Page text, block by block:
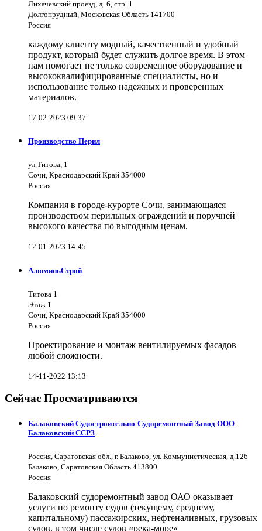
Лихачевский проезд, д. 6, стр. 1
Долгопрудный, Московская Область 141700
Россия
каждому клиенту модный, качественный и удобный
продукт, который будет служить долгое время. В этом
нам помогает не только современное оборудование и
высококвалифицированные специалисты, но и
использование только надежных и проверенных
материалов.
17-02-2023 09:37
Производство Перил
ул.Титова, 1
Сочи, Краснодарский Край 354000
Россия
Компания в городе-курорте Сочи, занимающаяся
производством перильных ограждений и поручней
высокого качества по выгодным ценам.
12-01-2023 14:45
АлюминьСтрой
Титова 1
Этаж 1
Сочи, Краснодарский Край 354000
Россия
Проектирование и монтаж вентилируемых фасадов
любой сложности.
14-11-2022 13:13
Сейчас Просматриваются
Балаковский Судостроительно-Судоремонтный Завод ООО
Балаковский ССРЗ
Россия, Саратовская обл., г. Балаково, ул. Коммунистическая, д.126
Балаково, Саратовская Область 413800
Россия
Балаковский судоремонтный завод ОАО оказывает
услуги по ремонту судов (текущему, среднему,
капитальному) пассажирских, нефтеналивных, грузовых
судов, в том числе судов «река-море»